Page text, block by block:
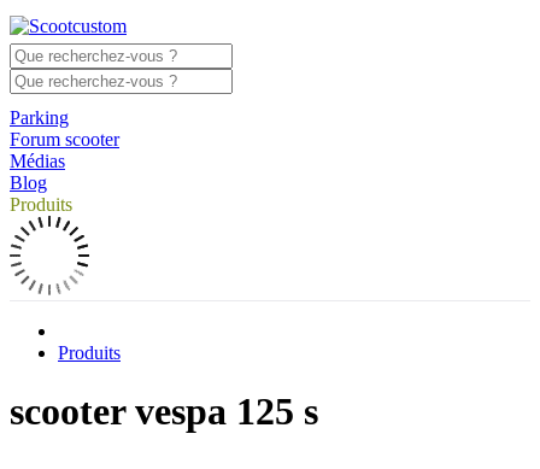
Parking
Forum scooter
Médias
Blog
Produits
Produits
scooter vespa 125 s